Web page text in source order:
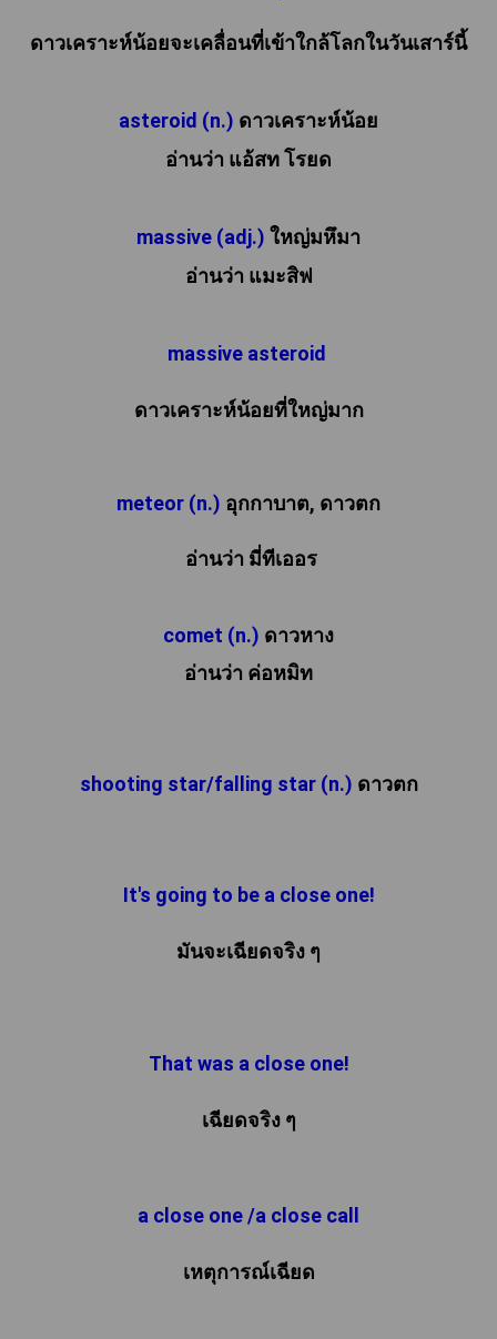
ดาวเคราะห์น้อยจะเคลื่อนที่เข้าใกล้โลกในวันเสาร์นี้
asteroid (n.) ดาวเคราะห์น้อย
อ่านว่า แอ้สท โรยด
massive (adj.) ใหญ่มหึมา
อ่านว่า แมะสิฟ
massive asteroid
ดาวเคราะห์น้อยที่ใหญ่มาก
meteor (n.) อุกกาบาต, ดาวตก
อ่านว่า มี่ทีเออร
comet (n.) ดาวหาง
อ่านว่า ค่อหมิท
shooting star/falling star (n.) ดาวตก
It's going to be a close one!
มันจะเฉียดจริง ๆ
That was a close one!
a close one /a close call
เหตุการณ์เฉียด